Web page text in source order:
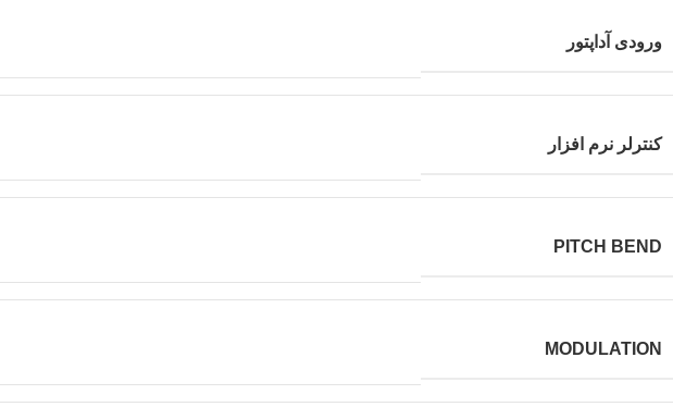
ورودی آداپتور
کنترلر نرم افزار
PITCH BEND
MODULATION